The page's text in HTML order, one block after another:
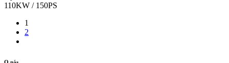
110KW / 150PS
1
2